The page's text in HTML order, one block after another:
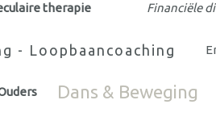
therapie Financiële
- Loopbaancoaching
Dans & Beweging